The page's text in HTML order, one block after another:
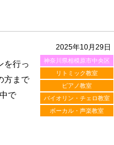
2025年10月29日
神奈川県相模原市中央区
リトミック教室
ピアノ教室
バイオリン・チェロ教室
ボーカル・声楽教室
を行っ
方まで
で